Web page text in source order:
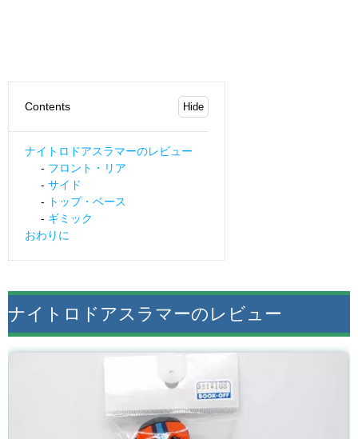
Contents
ナイトロドアスラマーのレビュー
フロント・リア
サイド
トップ・ベース
ギミック
おわりに
ナイトロドアスラマーのレビュー